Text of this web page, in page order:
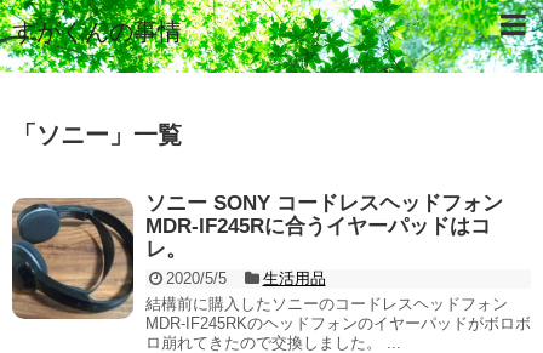
すがくんの事情
「 ソニー 」 一覧
ソニー SONY コードレスヘッドフォン
MDR-IF245Rに合うイヤーパッドはコ
レ。
2020/5/5
生活用品
結構前に購入したソニーのコードレスヘッドフォン
MDR-IF245RKのヘッドフォンのイヤーパッドがボロボ
ロ崩れてきたので交換しました。 ...